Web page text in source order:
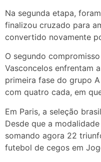
Na segunda etapa,
finalizou cruzado para
convertido novamente
O segundo
Vasconcelos enfrentam
primeira fase do grupo
com quatro cada, em
Em Paris, a seleção
Desde que a
somando agora 22
futebol de cegos em